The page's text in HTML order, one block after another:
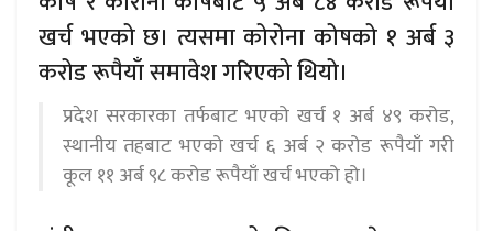
खर्च भएको छ। त्यसमा कोरोना कोषको १ अर्ब ३
करोड रूपैयाँ समावेश गरिएको थियो।
प्रदेश सरकारका तर्फबाट भएको खर्च १ अर्ब ४९ करोड,
स्थानीय तहबाट भएको खर्च ६ अर्ब २ करोड रूपैयाँ गरी
कूल ११ अर्ब ९८ करोड रूपैयाँ खर्च भएको हो।